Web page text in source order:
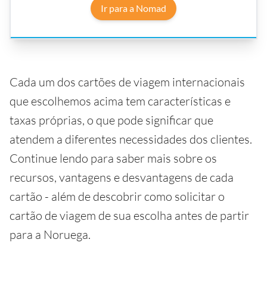
Ir para a Nomad
Cada um dos cartões de viagem internacionais
que escolhemos acima tem características e
taxas próprias, o que pode significar que
atendem a diferentes necessidades dos clientes.
Continue lendo para saber mais sobre os
recursos, vantagens e desvantagens de cada
cartão - além de descobrir como solicitar o
cartão de viagem de sua escolha antes de partir
para a Noruega.